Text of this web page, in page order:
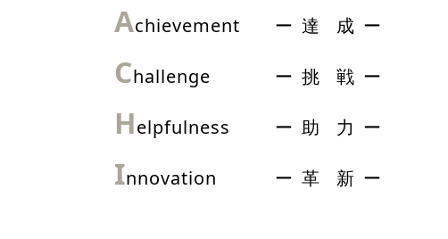
Achievement 達 成
Challenge 挑 戦
Helpfulness 助 力
Innovation 革 新